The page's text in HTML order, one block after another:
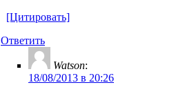
[Цитировать]
Ответить
Watson:
18/08/2013 в 20:26